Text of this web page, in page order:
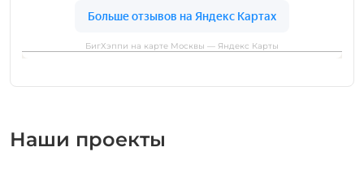
БигХэппи на карте Москвы — Яндекс Карты
Наши проекты